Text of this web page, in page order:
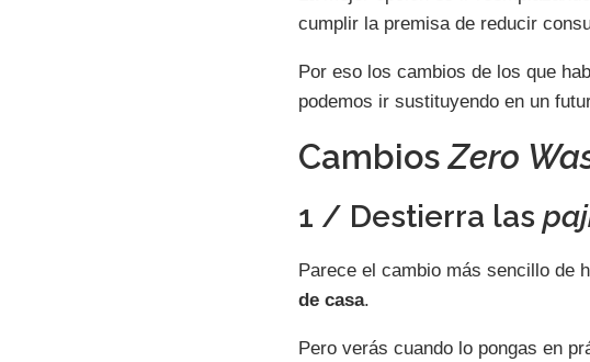
cumplir la premisa de reducir
Por eso los cambios de los que
podemos ir sustituyendo en un
CambiosZero
1 / Destierra las
Parece el cambio más sencillo de
de casa.
Pero verás cuando lo pongas en